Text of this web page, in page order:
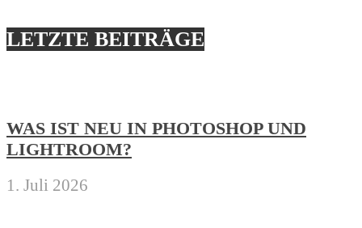
LETZTE BEITRÄGE
WAS IST NEU IN PHOTOSHOP UND
LIGHTROOM?
1. Juli 2026